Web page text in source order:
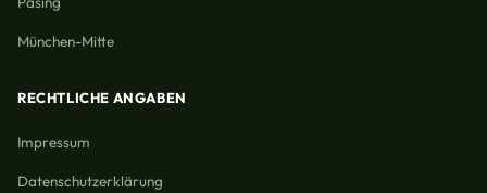
München-Mitte
RECHTLICHE ANGABEN
Impressum
Datenschutzerklärung